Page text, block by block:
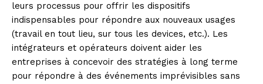
leurs processus pour offrir les dispositifs
indispensables pour répondre aux nouveaux usages
(travail en tout lieu, sur tous les devices, etc.). Les
intégrateurs et opérateurs doivent aider les
entreprises à concevoir des stratégies à long terme
pour répondre à des événements imprévisibles sans